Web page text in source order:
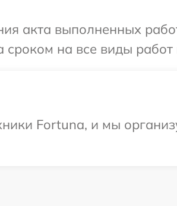
акта выполненных
на все виды работ
Fortuna, и мы